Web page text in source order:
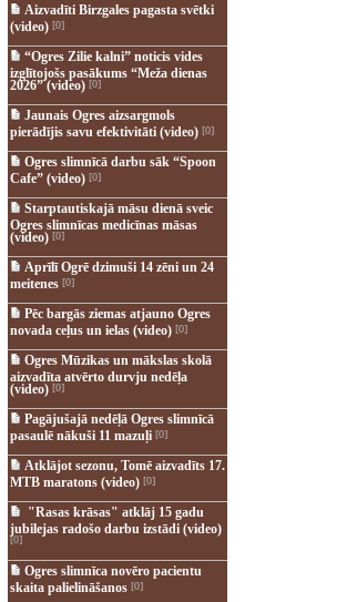
Aizvadīti Birzgales pagasta svētki
(video)[0]
“Ogres Zilie kalni” noticis vides
izglītojošs pasākums “Meža dienas
2026” (video)[0]
Jaunais Ogres aizsargmols
pierādījis savu efektivitāti (video)[0]
Ogres slimnīcā darbu sāk “Spoon
Cafe” (video)[0]
Starptautiskajā māsu dienā sveic
Ogres slimnīcas medicīnas māsas
(video)[0]
Aprīlī Ogrē dzimuši 14 zēni un 24
meitenes [0]
Pēc bargās ziemas atjauno Ogres
novada ceļus un ielas (video)[0]
Ogres Mūzikas un mākslas skolā
aizvadīta atvērto durvju nedēļa
(video)[0]
Pagājušajā nedēļā Ogres slimnīcā
pasaulē nākuši 11 mazuļi[0]
Atklājot sezonu, Tomē aizvadīts 17.
MTB maratons (video)[0]
"Rasas krāsas" atklāj 15 gadu
jubilejas radošo darbu izstādi (video)
[0]
Ogres slimnīca novēro pacientu
skaita palielināšanos [0]